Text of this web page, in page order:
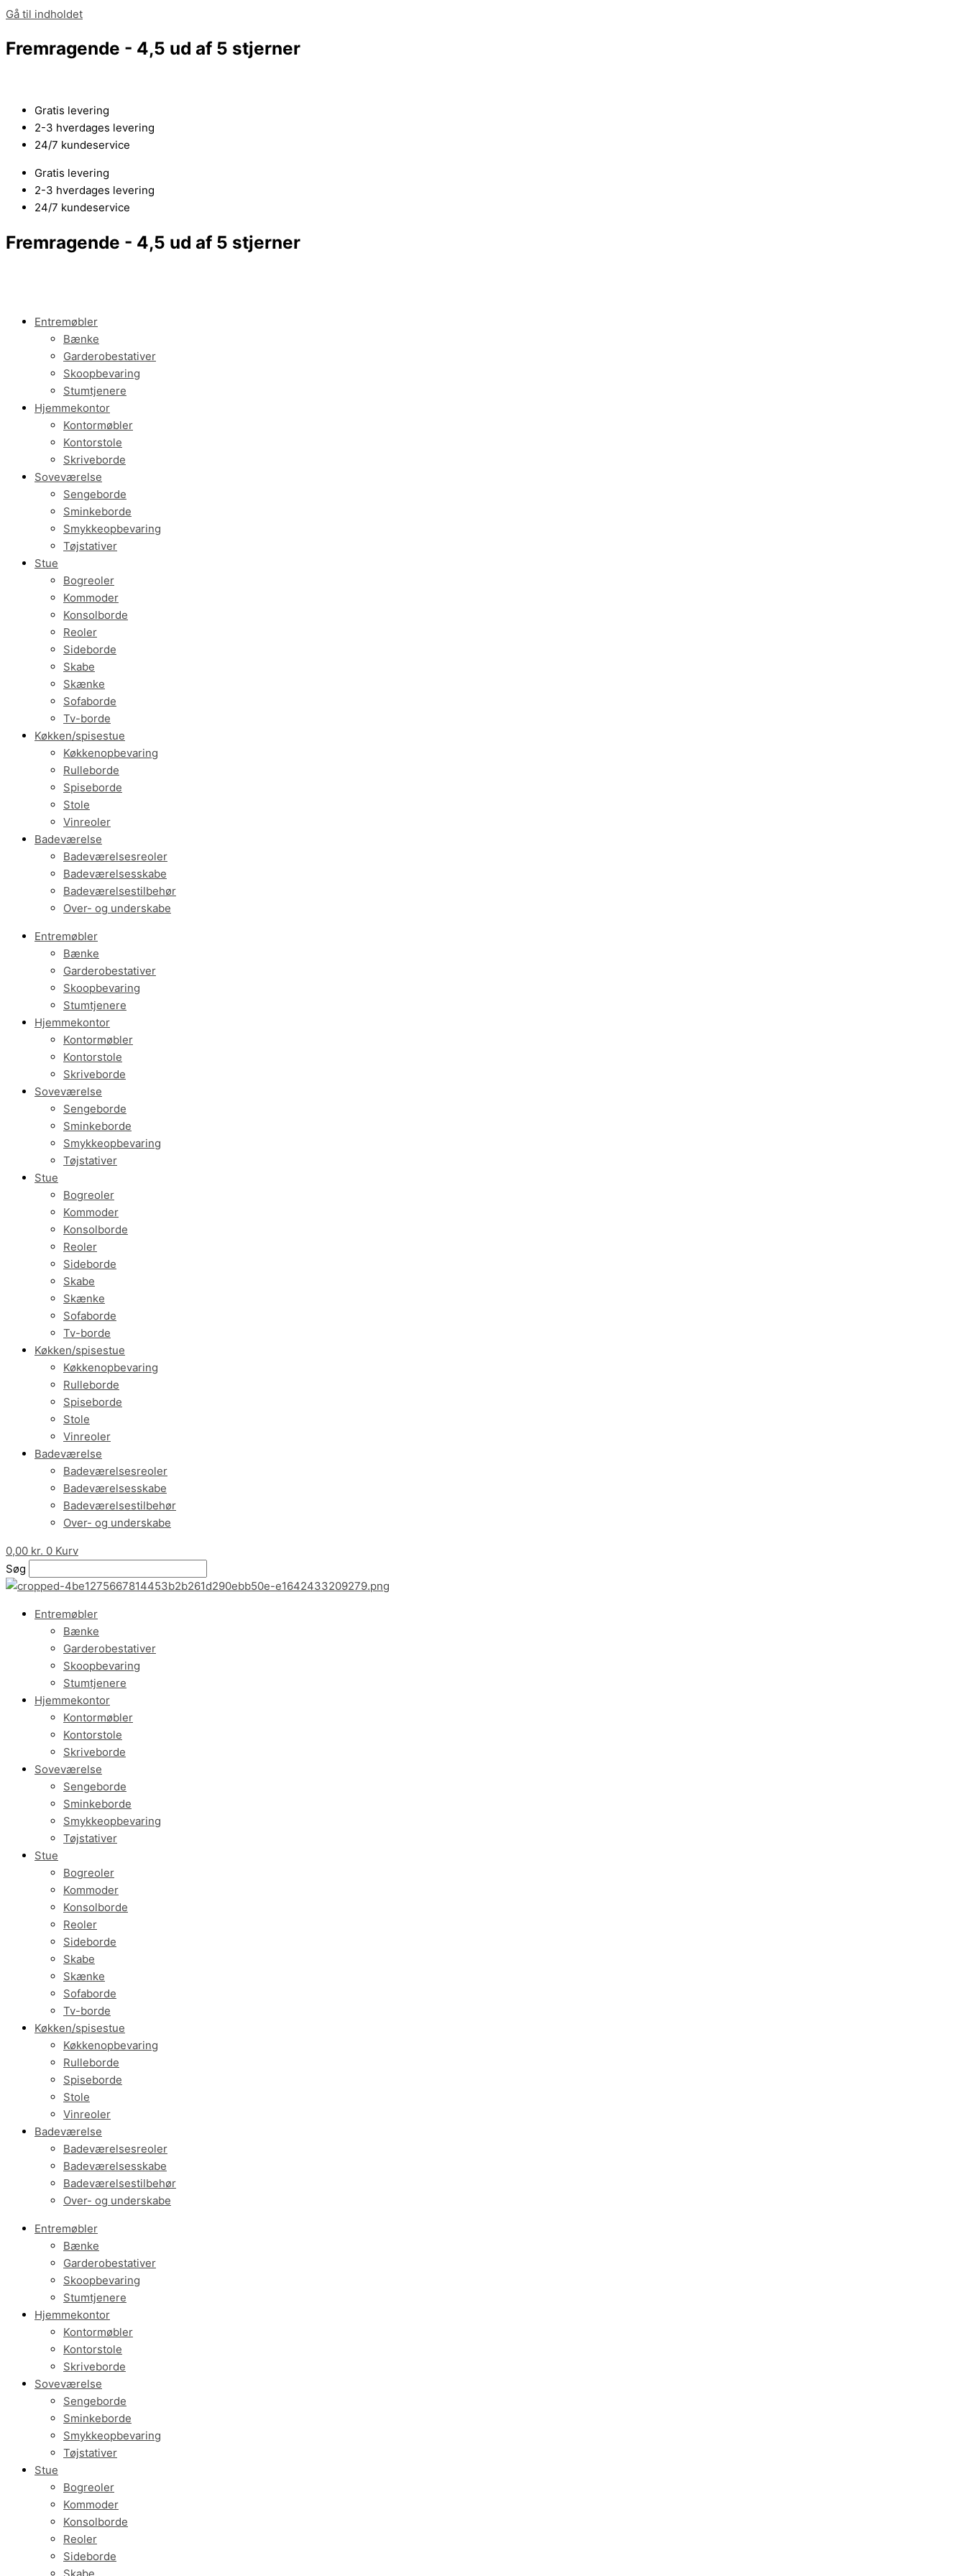
Gå til indholdet
Fremragende - 4,5 ud af 5 stjerner
Gratis levering
2-3 hverdages levering
24/7 kundeservice
Gratis levering
2-3 hverdages levering
24/7 kundeservice
Fremragende - 4,5 ud af 5 stjerner
Entremøbler
Bænke
Garderobestativer
Skoopbevaring
Stumtjenere
Hjemmekontor
Kontormøbler
Kontorstole
Skriveborde
Soveværelse
Sengeborde
Sminkeborde
Smykkeopbevaring
Tøjstativer
Stue
Bogreoler
Kommoder
Konsolborde
Reoler
Sideborde
Skabe
Skænke
Sofaborde
Tv-borde
Køkken/spisestue
Køkkenopbevaring
Rulleborde
Spiseborde
Stole
Vinreoler
Badeværelse
Badeværelsesreoler
Badeværelsesskabe
Badeværelsestilbehør
Over- og underskabe
Entremøbler
Bænke
Garderobestativer
Skoopbevaring
Stumtjenere
Hjemmekontor
Kontormøbler
Kontorstole
Skriveborde
Soveværelse
Sengeborde
Sminkeborde
Smykkeopbevaring
Tøjstativer
Stue
Bogreoler
Kommoder
Konsolborde
Reoler
Sideborde
Skabe
Skænke
Sofaborde
Tv-borde
Køkken/spisestue
Køkkenopbevaring
Rulleborde
Spiseborde
Stole
Vinreoler
Badeværelse
Badeværelsesreoler
Badeværelsesskabe
Badeværelsestilbehør
Over- og underskabe
0,00 kr. 0 Kurv
Søg
Entremøbler
Bænke
Garderobestativer
Skoopbevaring
Stumtjenere
Hjemmekontor
Kontormøbler
Kontorstole
Skriveborde
Soveværelse
Sengeborde
Sminkeborde
Smykkeopbevaring
Tøjstativer
Stue
Bogreoler
Kommoder
Konsolborde
Reoler
Sideborde
Skabe
Skænke
Sofaborde
Tv-borde
Køkken/spisestue
Køkkenopbevaring
Rulleborde
Spiseborde
Stole
Vinreoler
Badeværelse
Badeværelsesreoler
Badeværelsesskabe
Badeværelsestilbehør
Over- og underskabe
Entremøbler
Bænke
Garderobestativer
Skoopbevaring
Stumtjenere
Hjemmekontor
Kontormøbler
Kontorstole
Skriveborde
Soveværelse
Sengeborde
Sminkeborde
Smykkeopbevaring
Tøjstativer
Stue
Bogreoler
Kommoder
Konsolborde
Reoler
Sideborde